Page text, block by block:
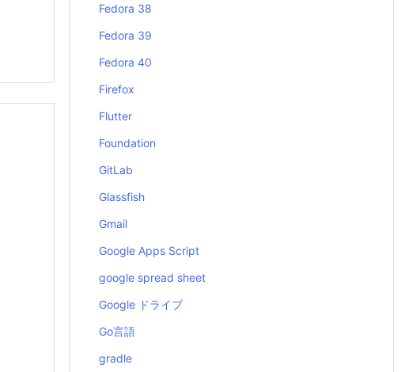
Fedora 38
Fedora 39
Fedora 40
Firefox
Flutter
Foundation
GitLab
Glassfish
Gmail
Google Apps Script
google spread sheet
Google ドライブ
Go言語
gradle